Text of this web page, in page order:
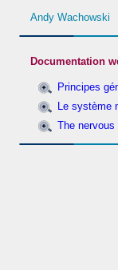
Andy Wachowski
Documentation
Principes
Le système
The nervous